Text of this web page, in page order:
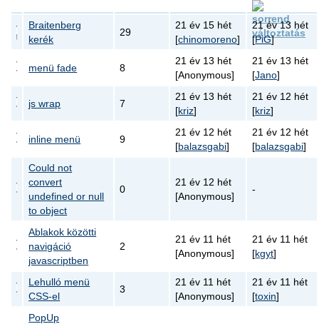
Braitenberg
kerék
29
21 év 15 hét
[chinomoreno]
21 év 13 hét
[PiG]
menü fade 8
21 év 13 hét
[Anonymous]
21 év 13 hét
[Jano]
js wrap 7
21 év 13 hét
[kriz]
21 év 12 hét
[kriz]
inline menü 9
21 év 12 hét
[balazsgabi]
21 év 12 hét
[balazsgabi]
Could not
convert
undefined or null
to object
0
21 év 12 hét
[Anonymous]
-
Ablakok közötti
navigáció
javascriptben
2
21 év 11 hét
[Anonymous]
21 év 11 hét
[kgyt]
Lehulló menü
CSS-el
3
21 év 11 hét
[Anonymous]
21 év 11 hét
[toxin]
PopUp